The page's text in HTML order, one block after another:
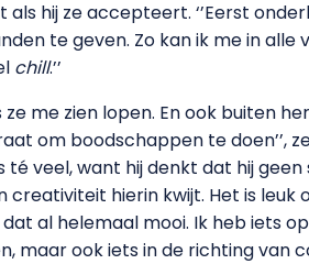
hij ze accepteert. ‘’Eerst
te geven. Zo kan ik me in alle
chill.’’
me zien lopen. En ook buiten
om boodschappen te doen’’,
veel, want hij denkt dat hij
creativiteit hierin kwijt. Het is
al helemaal mooi. Ik heb iets
maar ook iets in de richting van